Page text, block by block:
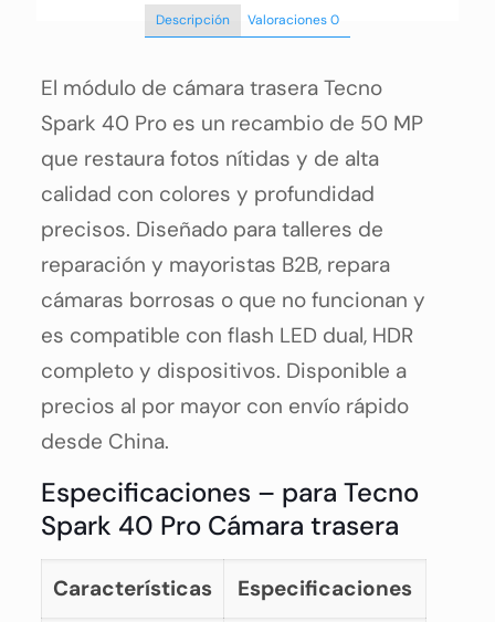
Descripción Valoraciones0
El módulo de cámara trasera Tecno
Spark 40 Pro es un recambio de 50 MP
que restaura fotos nítidas y de alta
calidad con colores y profundidad
precisos. Diseñado para talleres de
reparación y mayoristas B2B, repara
cámaras borrosas o que no funcionan y
es compatible con flash LED dual, HDR
completo y dispositivos. Disponible a
precios al por mayor con envío rápido
desde China.
Especificaciones – para Tecno
Spark 40 Pro Cámara trasera
Características Especificaciones